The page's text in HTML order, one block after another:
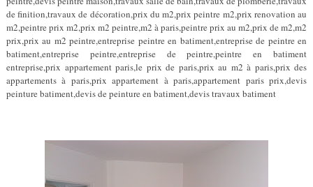
de finition,travaux de décoration,prix du m2,prix peintre m2,prix renovation au
m2,peintre prix m2,prix m2 peintre,m2 à paris,peintre prix au m2,prix de m2,m2
prix,prix au m2 peintre,entreprise peintre en batiment,entreprise de peintre en
batiment,entreprise peintre,entreprise de peintre,peintre en batiment
entreprise,prix appartement paris,le prix de paris,prix au m2 à paris,prix des
appartements à paris,prix appartement à paris,appartement paris prix,devis
peinture batiment,devis de peinture en batiment,devis travaux batiment